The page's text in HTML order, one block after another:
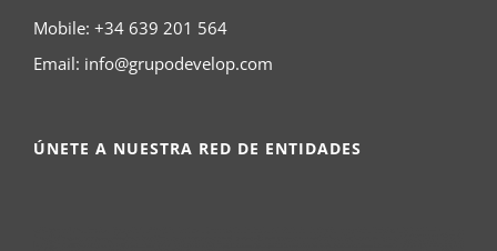
Mobile: +34 639 201 564
Email: info@grupodevelop.com
ÚNETE A NUESTRA RED DE ENTIDADES